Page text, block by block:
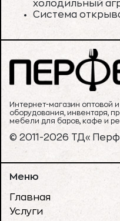
холодильный
Система
Интернет-магазин оптовой
оборудования, инвентаря,
мебели для баров, кафе и
© 2011-2026
Меню
Главная
Услуги